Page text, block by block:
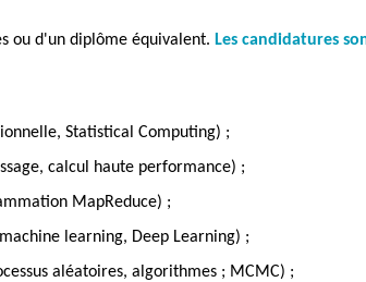
ou d'un diplôme équivalent. Les candidatures
Statistical Computing) ;
calcul haute performance) ;
MapReduce) ;
learning, Deep Learning) ;
aléatoires, algorithmes ; MCMC) ;